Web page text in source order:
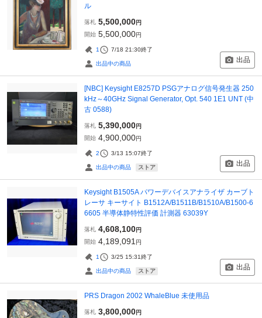
ル
落札 5,500,000円
開始 5,500,000円
1 7/18 21:30終了
出品中の商品 出品
[NBC] Keysight E8257D PSGアナログ信号発生器 250
kHz～40GHz Signal Generator, Opt. 540 1E1 UNT (中
古 0588)
落札 5,390,000円
開始 4,900,000円
2 3/13 15:07終了
出品中の商品 ストア 出品
Keysight B1505A パワーデバイスアナライザ カーブト
レーサ キーサイト B1512A/B1511B/B1510A/B1500-6
6605 半導体静特性評価 計測器 63039Y
落札 4,608,100円
開始 4,189,091 円
1 3/25 15:31終了
出品中の商品 ストア 出品
PRS Dragon 2002 WhaleBlue 未使用品
落札 3,800,000円